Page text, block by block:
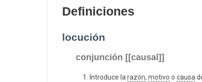
Definiciones
locución
conjunción [[causal]]
Introduce larazón, motivo o causa